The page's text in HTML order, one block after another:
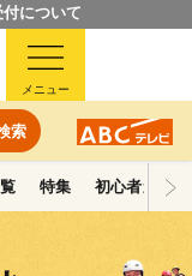
について
索
メニュー
特集 初心者ガイド